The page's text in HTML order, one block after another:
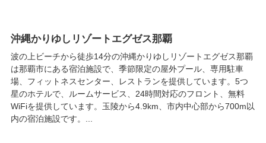
沖縄かりゆしリゾートエグゼス那覇
波の上ビーチから徒歩14分の沖縄かりゆしリゾートエグゼス那覇
は那覇市にある宿泊施設で、季節限定の屋外プール、専用駐車
場、フィットネスセンター、レストランを提供しています。5つ
星のホテルで、ルームサービス、24時間対応のフロント、無料
WiFiを提供しています。玉陵から4.9km、市内中心部から700m以
内の宿泊施設です。...